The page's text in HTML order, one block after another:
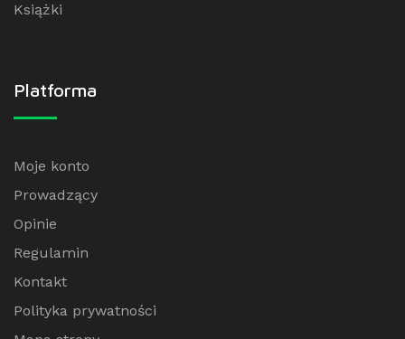
Książki
Platforma
Moje konto
Prowadzący
Opinie
Regulamin
Kontakt
Polityka prywatności